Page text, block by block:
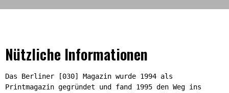
Nützliche Informationen
Das Berliner [030] Magazin wurde 1994 als
Printmagazin gegründet und fand 1995 den Weg ins